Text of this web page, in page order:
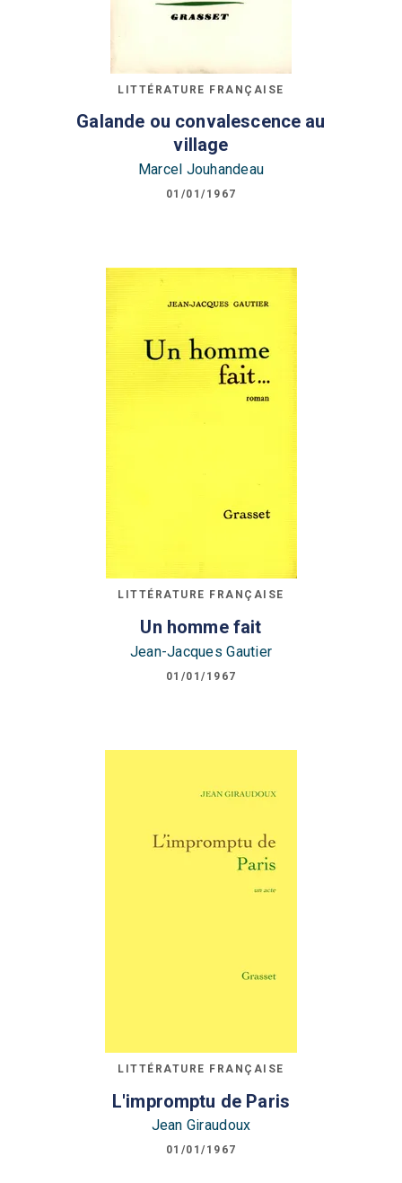
LITTÉRATURE FRANÇAISE
Galande ou convalescence au
village
Marcel Jouhandeau
01/01/1967
LITTÉRATURE FRANÇAISE
Un homme fait
Jean-Jacques Gautier
01/01/1967
LITTÉRATURE FRANÇAISE
L'impromptu de Paris
Jean Giraudoux
01/01/1967